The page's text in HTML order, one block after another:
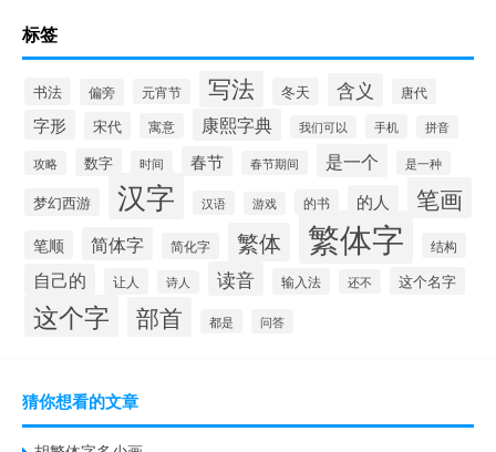
标签
书法 偏旁 元宵节 写法 冬天 含义 唐代
字形 宋代 寓意 康熙字典 我们可以 手机 拼音
攻略 数字 时间 春节 春节期间 是一个 是一种
梦幻西游 汉字 汉语 游戏 的书 的人 笔画
笔顺 简体字 简化字 繁体 繁体字 结构
自己的 让人 诗人 读音 输入法 还不 这个名字
这个字 部首 都是 问答
猜你想看的文章